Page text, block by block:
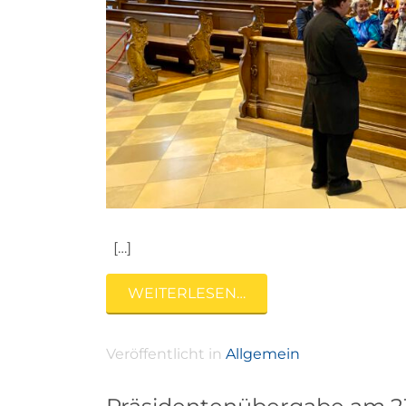
[…]
WEITERLESEN…
Veröffentlicht in Allgemein